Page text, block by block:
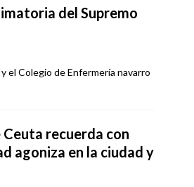
del Supremo
el Colegio de Enfermería navarro
recuerda con
agoniza en la ciudad y